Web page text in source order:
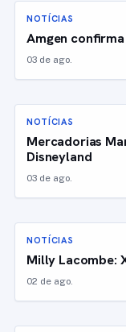
NOTÍCIAS
Amgen
03 de ago.
NOTÍCIAS
Mercadorias
Disneyland
03 de ago.
NOTÍCIAS
Milly Lacombe:
02 de ago.